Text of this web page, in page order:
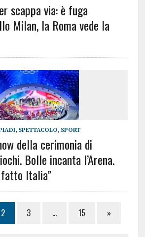
scappa via: è fuga
Milan, la Roma vede la
, SPETTACOLO, SPORT
della cerimonia di
Bolle incanta l’Arena.
Italia”
2 3 … 15 »